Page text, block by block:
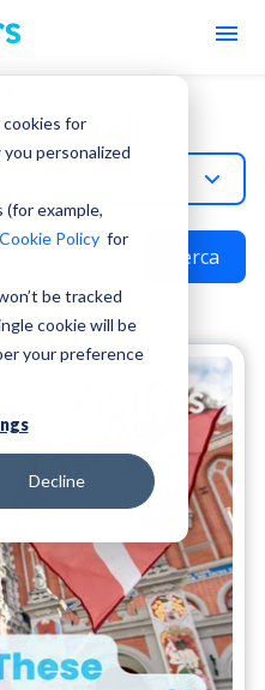
for
personalized
example,
Cookie Policy for
be tracked
cookie will be
your preference
Decline
Legali
Cerca